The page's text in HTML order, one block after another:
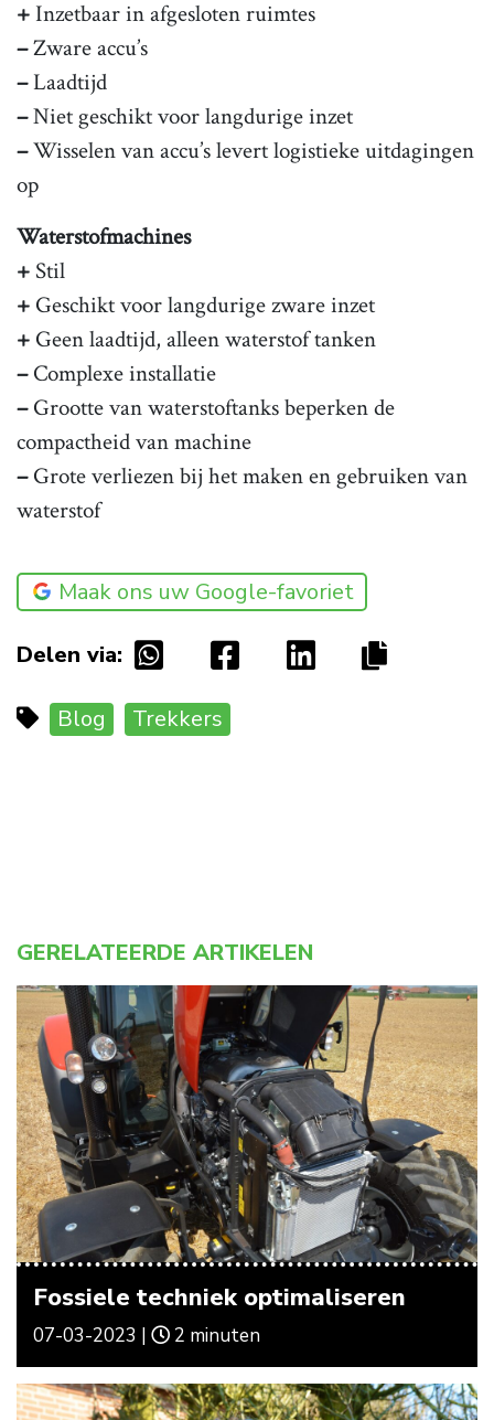
+Inzetbaar in afgesloten ruimtes
–Zware accu’s
–Laadtijd
–Niet geschikt voor langdurige inzet
–Wisselen van accu’s levert logistieke uitdagingen
op
Waterstofmachines
+ Stil
+ Geschikt voor langdurige zware inzet
+ Geen laadtijd, alleen waterstof tanken
–Complexe installatie
–Grootte van waterstoftanks beperken de
compactheid van machine
–Grote verliezen bij het maken en gebruiken van
waterstof
Maak ons uw Google-favoriet
Delen via:
Blog Trekkers
GERELATEERDE ARTIKELEN
Fossiele techniek optimaliseren
07-03-2023 | 2 minuten